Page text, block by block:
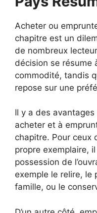
Acheter ou
chapitre est un
de nombreux
décision se résume
commodité, tandis
repose sur une
Il y a des
acheter et à
chapitre. Pour ceux
propre exemplaire,
possession de
exemple le relire, le
famille, ou le